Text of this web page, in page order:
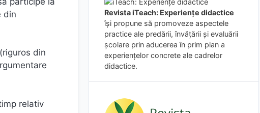
din
din
relativ
Revista iTeach: Experienţe didactice
îşi propune să promoveze aspectele
practice ale predării, învăţării şi evaluării
şcolare prin aducerea în prim plan a
experienţelor concrete ale cadrelor
didactice.